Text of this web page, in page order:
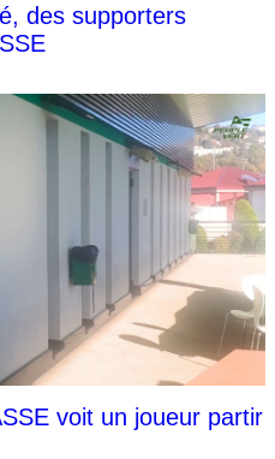
des supporters
voit un joueur partir